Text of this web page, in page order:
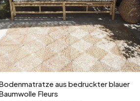
In den Warenkorb
aus bedruckter blauer
Fleurs